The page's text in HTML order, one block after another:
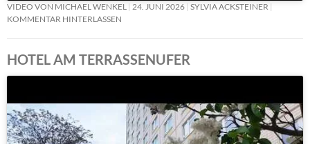
VIDEO VON MICHAEL WENKEL 24. JUNI 2026 SYLVIA ACKSTEINER
KOMMENTAR HINTERLASSEN
HOTEL AM TERRASSENUFER